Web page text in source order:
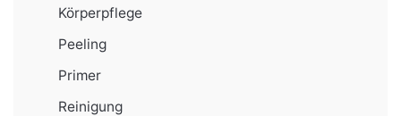
Körperpflege
Peeling
Primer
Reinigung